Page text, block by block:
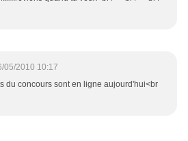
05/2010 10:17
du concours sont en ligne aujourd'hui<br